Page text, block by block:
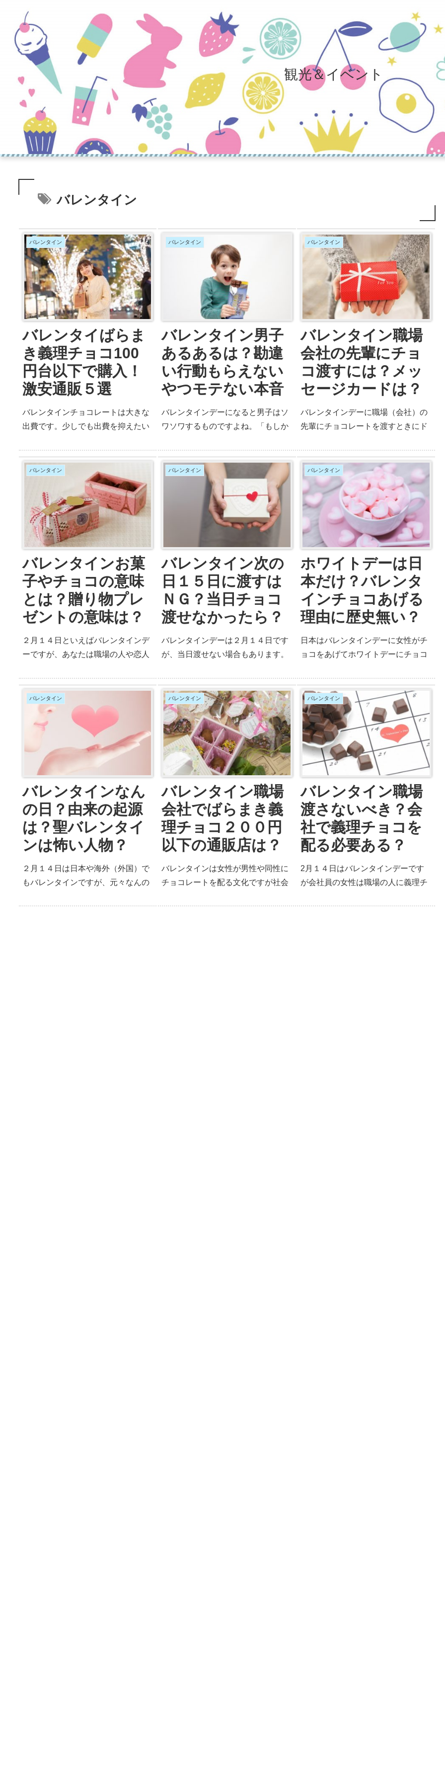
観光＆イベント
バレンタイン
バレンタイン
バレンタイばらま
き義理チョコ100
円台以下で購入！
激安通販５選
バレンタインチョコレートは大きな
出費です。少しでも出費を抑えたい
くないし・・・そんな女性の願いを
叶える人気チョコレートを知りまし
ょう。ここでは「バレンタイばらま
き義理チョコ100円台以下で購入で
きる激安通販５選」を紹介していま
す。
バレンタイン
バレンタイン男子
あるあるは？勘違
い行動もらえない
やつモテない本音
バレンタインデーになると男子はソ
ワソワするものですよね。「もしか
です。そして、それは行動に出てし
まうものです。ここでは「バレンタ
イン男子あるあるとは何か？」バレ
ンタインデー当日に男子の勘違い行
動もらえないやつモテない本音を紹
バレンタイン
バレンタイン職場
会社の先輩にチョ
コ渡すには？メッ
セージカードは？
バレンタインデーに職場（会社）の
先輩にチョコレートを渡すときにド
レートを渡した方が喜ばれるのでし
ょう？ここでは「バレンタイン職場
会社の先輩にチョコ渡すにはどうし
たら良いのか？メッセージカードは
必要なのか？」疑問にお答えしてい
ます。
バレンタイン
バレンタインお菓
子やチョコの意味
とは？贈り物プレ
ゼントの意味は？
２月１４日といえばバレンタインデ
ーですが、あなたは職場の人や恋人
レンタインデーにあげるもの（お菓
子）には意味があります。ここでは
「バレンタインお菓子やチョコの意
味はあるのか？贈り物プレゼントの
意味はあるのか？」疑問にお答えし
ています。
バレンタイン
バレンタイン次の
日１５日に渡すは
ＮＧ？当日チョコ
渡せなかったら？
バレンタインデーは２月１４日です
が、当日渡せない場合もあります。
は大丈夫なのか？ここでは、「バレ
ンタインの次の日１５日に以降にチ
ョコレートを渡すはＮＧなのか？当
日チョコ渡せなかったらどうしたら
良いのか？」疑問を解決していきま
しょう。
バレンタイン
ホワイトデーは日
本だけ？バレンタ
インチョコあげる
理由に歴史無い？
日本はバレンタインデーに女性がチ
ョコをあげてホワイトデーにチョコ
しかやっていない独特の文化なので
す。ここでは「ホワイトデーは日本
だけのおかしな文化なのか？バレン
タインチョコあげる理由に歴史は無
いって本当なのか？」疑問にお答え
しています。
バレンタイン
バレンタインなん
の日？由来の起源
は？聖バレンタイ
ンは怖い人物？
２月１４日は日本や海外（外国）で
もバレンタインですが、元々なんの
バレンタイン
バレンタイン職場
会社でばらまき義
理チョコ２００円
以下の通販店は？
バレンタインは女性が男性や同性に
チョコレートを配る文化ですが社会
バレンタイン
バレンタイン職場
渡さないべき？会
社で義理チョコを
配る必要ある？
2月１４日はバレンタインデーです
が会社員の女性は職場の人に義理チ